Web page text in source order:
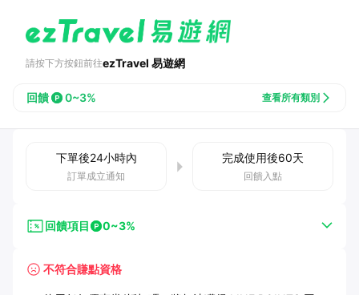
請按下方按鈕前往ezTravel 易遊網
回饋 0~3% 查看所有類別
下單後24小時內
訂單成立通知
完成使用後60天
回饋入點
回饋項目 0~3%
不符合賺點資格